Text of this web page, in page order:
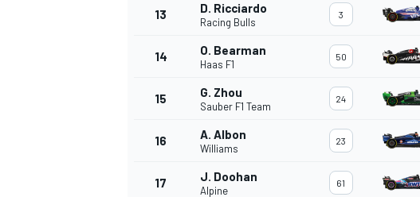
13 D. Ricciardo
Racing Bulls
3
14 O. Bearman
Haas F1
50
15 G. Zhou
Sauber F1 Team
24
16 A. Albon
Williams
23
17 J. Doohan
Alpine
61